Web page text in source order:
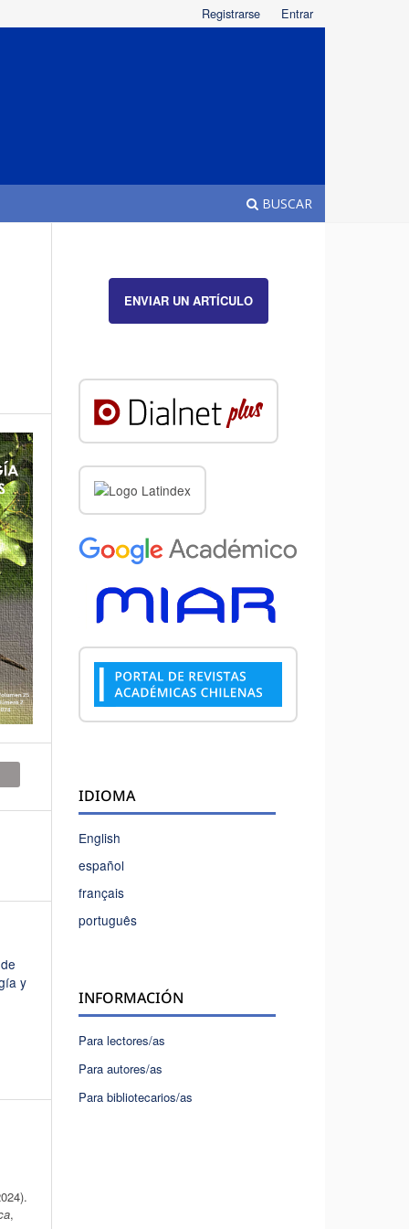
BUSCAR
Registrarse Entrar
y
,
ENVIAR UN ARTÍCULO
IDIOMA
English
español
français
português
INFORMACIÓN
Para lectores/as
Para autores/as
Para bibliotecarios/as